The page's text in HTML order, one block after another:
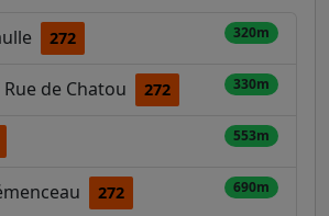
272 320m
de Chatou 272 330m
553m
272 690m